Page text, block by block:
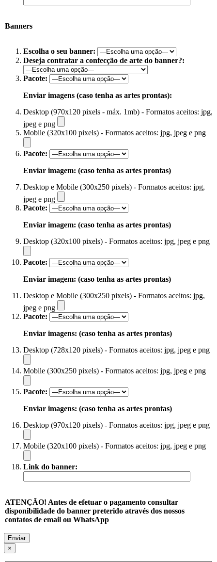
Banners
Escolha o seu banner:
Deseja contratar a confecção de arte do banner?:
Pacote:
Enviar imagens (caso tenha as artes prontas):
Desktop (970x120 pixels - máx. 1mb) - Formatos aceitos: jpg,
jpeg e png
Mobile (320x100 pixels) - Formatos aceitos: jpg, jpeg e png
Pacote:
Enviar imagem: (caso tenha as artes prontas)
Desktop e Mobile (300x250 pixels) - Formatos aceitos: jpg,
jpeg e png
Pacote:
Enviar imagem: (caso tenha as artes prontas)
Desktop (320x100 pixels) - Formatos aceitos: jpg, jpeg e png
Pacote:
Enviar imagem: (caso tenha as artes prontas)
Desktop e Mobile (300x250 pixels) - Formatos aceitos: jpg,
jpeg e png
Pacote:
Enviar imagens: (caso tenha as artes prontas)
Desktop (728x120 pixels) - Formatos aceitos: jpg, jpeg e png
Mobile (300x250 pixels) - Formatos aceitos: jpg, jpeg e png
Pacote:
Enviar imagens: (caso tenha as artes prontas)
Desktop (970x120 pixels) - Formatos aceitos: jpg, jpeg e png
Mobile (320x100 pixels) - Formatos aceitos: jpg, jpeg e png
Link do banner:
ATENÇÃO! Antes de efetuar o pagamento consultar
disponibilidade do banner preterido através dos nossos
contatos de email ou WhatsApp
×